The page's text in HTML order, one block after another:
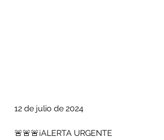
12 de julio de 2024
🚨🚨🚨¡ALERTA URGENTE